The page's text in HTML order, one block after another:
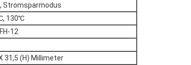
Stromsparmodus
130℃
12
31,5 (H) Millimeter